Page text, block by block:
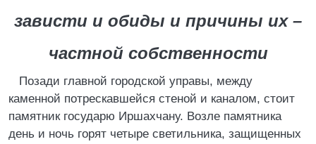
зависти и обиды и причины их –
частной собственности
Позади главной городской управы, между
каменной потрескавшейся стеной и каналом, стоит
памятник государю Иршахчану. Возле памятника
день и ночь горят четыре светильника, защищенных